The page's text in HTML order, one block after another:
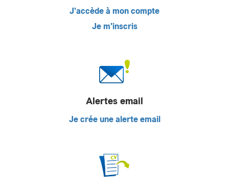
J'accède à mon compte
Je m'inscris
Alertes email
Je crée une alerte email